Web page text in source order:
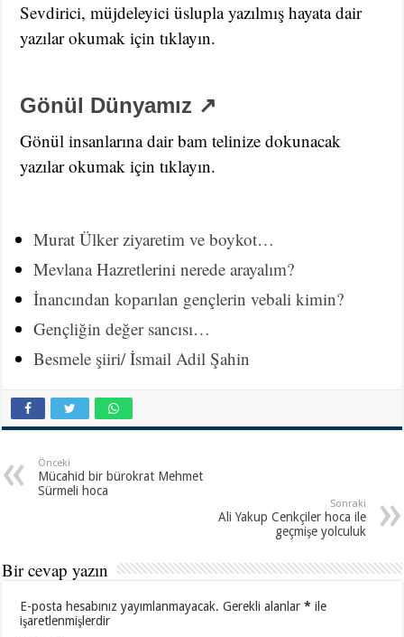
Sevdirici, müjdeleyici üslupla yazılmış hayata dair
yazılar okumak için tıklayın.
Gönül Dünyamız ↗
Gönül insanlarına dair bam telinize dokunacak
yazılar okumak için tıklayın.
Murat Ülker ziyaretim ve boykot…
Mevlana Hazretlerini nerede arayalım?
İnancından koparılan gençlerin vebali kimin?
Gençliğin değer sancısı…
Besmele şiiri/ İsmail Adil Şahin
Önceki
Mücahid bir bürokrat Mehmet
Sürmeli hoca
Sonraki
Ali Yakup Cenkçiler hoca ile
geçmişe yolculuk
Bir cevap yazın
E-posta hesabınız yayımlanmayacak. Gerekli alanlar* ile
işaretlenmişlerdir